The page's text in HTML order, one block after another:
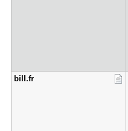
bill.fr